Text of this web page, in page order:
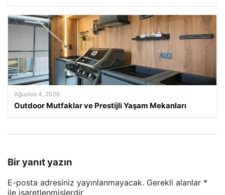
Ağustos 4, 2026
Outdoor Mutfaklar ve Prestijli Yaşam Mekanları
Bir yanıt yazın
E-posta adresiniz yayınlanmayacak. Gerekli alanlar *
ile işaretlenmişlerdir